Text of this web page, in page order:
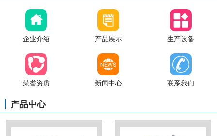
企业介绍 产品展示 生产设备
荣誉资质 新闻中心 联系我们
产品中心